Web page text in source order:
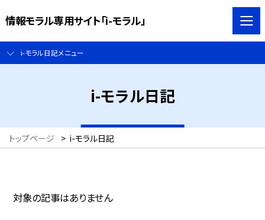
情報モラル専用サイト「i-モラル」
i-モラル日記メニュー
i-モラル日記
トップページ > i-モラル日記
対象の記事はありません